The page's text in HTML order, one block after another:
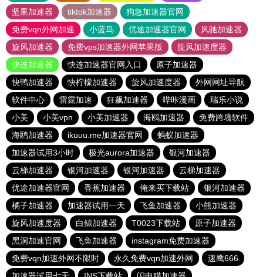
坚果加速器
tiktok加速器
狗急加速器官网
免费vqn外网加速
小蓝鸟 优途加速器官网
风驰加速器
旋风加速器
免费vps加速器外网苹果版
旋风加速度器
快连加速器
快连加速器官网入口
原子加速器
快鸭加速器
快柠檬加速器 旋风加速度器
外网网址导航
软件中心
雷霆加速 狂飙加速器 哔咔漫画
瑞乐小说
小美
小美vpn 小美加速器 海鸥加速器
免费跨墙软件
海鸥加速器
ikuuu.me加速器官网
蚂蚁加速器
加速器试用3小时
极光aurora加速器
银河加速器
云梯加速器
银河加速器 银河加速器
云梯加速器
优途加速器官网
香蕉加速器 俺来买下载站
银河加速器
橘子加速器
加速器试用一天 飞鱼加速器
小熊加速器
旋风加速度器
白鲸加速器 T0023下载站
原子加速器
黑洞加速官网
飞鱼加速器
instagram免费加速器
免费vqn加速外网不限时
永久免费vqn加速外网
速鹰666